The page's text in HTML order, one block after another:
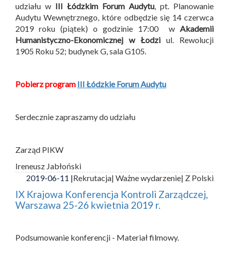
udziału w III Łódzkim Forum Audytu , pt. Planowanie
Audytu Wewnętrznego, które odbędzie się 14 czerwca
2019 roku (piątek) o godzinie 17:00 w Akademii
Humanistyczno-Ekonomicznej w Łodzi ul. Rewolucji
1905 Roku 52; budynek G, sala G105.
Pobierz program III Łódzkie Forum Audytu
Serdecznie zapraszamy do udziału
Zarząd PIKW
Ireneusz Jabłoński
2019-06-11 |Rekrutacja| Ważne wydarzenie| Z Polski
IX Krajowa Konferencja Kontroli Zarządczej,
Warszawa 25-26 kwietnia 2019 r.
Podsumowanie konferencji - Materiał filmowy.